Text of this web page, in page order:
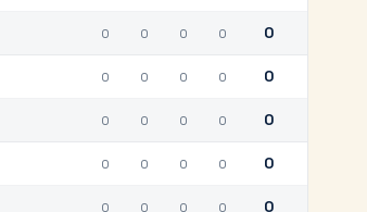
0 0 0 0 0
0 0 0 0 0
0 0 0 0 0
0 0 0 0 0
0 0 0 0 0